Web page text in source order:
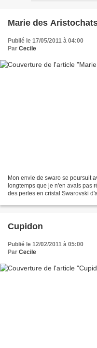
Marie des
Publié le 17/05/2011 à 04:00
Par Cecile
Mon envie de swaro se poursuit
longtemps que je n'en avais pas
des perles en cristal Swarovski
Cupidon
Publié le 12/02/2011 à 05:00
Par Cecile